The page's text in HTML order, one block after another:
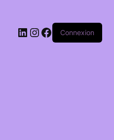
Connexion